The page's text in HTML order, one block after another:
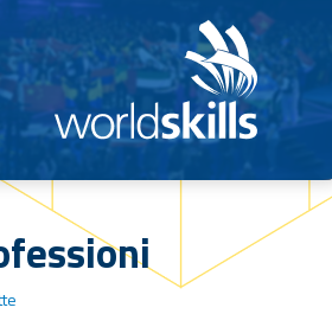
/competizioni/worldskills